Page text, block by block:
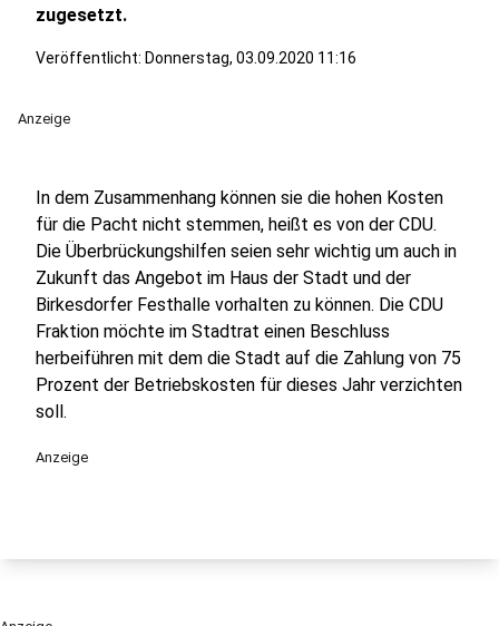
zugesetzt.
Veröffentlicht: Donnerstag, 03.09.2020 11:16
Anzeige
In dem Zusammenhang können sie die hohen Kosten
für die Pacht nicht stemmen, heißt es von der CDU.
Die Überbrückungshilfen seien sehr wichtig um auch in
Zukunft das Angebot im Haus der Stadt und der
Birkesdorfer Festhalle vorhalten zu können. Die CDU
Fraktion möchte im Stadtrat einen Beschluss
herbeiführen mit dem die Stadt auf die Zahlung von 75
Prozent der Betriebskosten für dieses Jahr verzichten
soll.
Anzeige